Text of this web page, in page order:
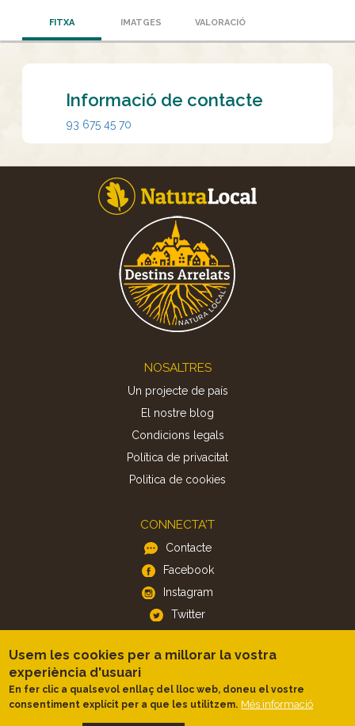
FITXA IMATGES VALORACIÓ
Informació de contacte
93 675 45 70
NOSALTRES
Un projecte de país
El nostre blog
Condicions legals
Política de privacitat
Politica de cookies
CONNECTA'T
Contacte
Facebook
Instagram
Twitter
APP
iOS
Android
Usem les cookies per a millorar la vostra
experiència d'usuari
En fer clic a qualsevol enllaç del lloc web, doneu el vostre
consentiment explícit per a que les utilitzem. Més informació